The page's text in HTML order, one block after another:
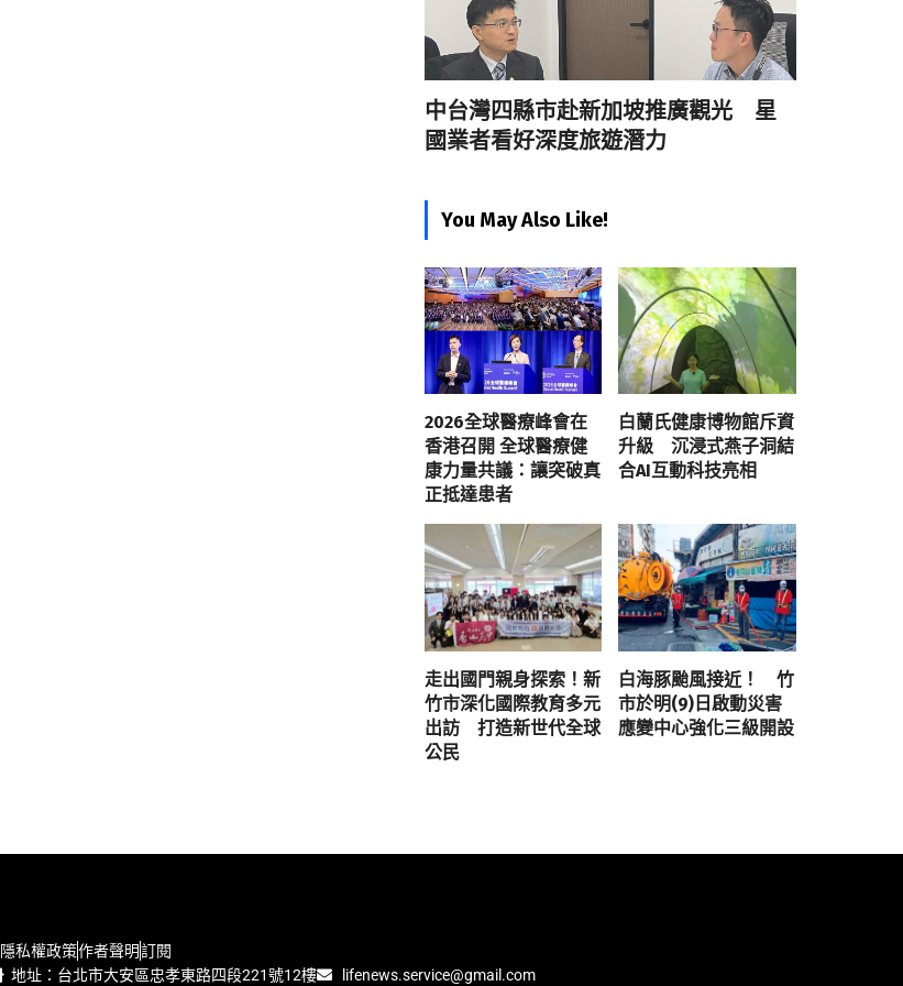
中台灣四縣市赴新加坡推廣觀光 星
國業者看好深度旅遊潛力
You May Also Like!
2026全球醫療峰會在
香港召開 全球醫療健
康力量共議：讓突破真
正抵達患者
白蘭氏健康博物館斥資
升級 沉浸式燕子洞結
合AI互動科技亮相
走出國門親身探索！新
竹市深化國際教育多元
出訪 打造新世代全球
公民
白海豚颱風接近！ 竹
市於明(9)日啟動災害
應變中心強化三級開設
隱私權政策作者聲明訂閱
地址：台北市大安區忠孝東路四段221號12樓 lifenews.service@gmail.com